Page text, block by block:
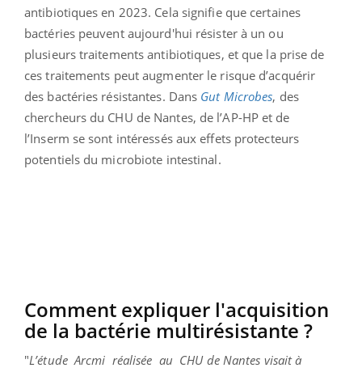
antibiotiques en 2023. Cela signifie que certaines
bactéries peuvent aujourd'hui résister à un ou
plusieurs traitements antibiotiques, et que la prise de
ces traitements peut augmenter le risque d’acquérir
des bactéries résistantes. Dans Gut Microbes, des
chercheurs du CHU de Nantes, de l’AP-HP et de
l’Inserm se sont intéressés aux effets protecteurs
potentiels du microbiote intestinal.
Comment expliquer l'acquisition
de la bactérie multirésistante ?
"L’étude Arcmi réalisée au CHU de Nantes visait à